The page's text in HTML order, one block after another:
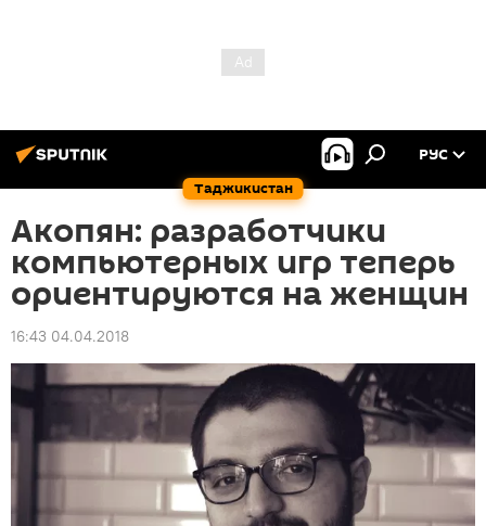
Таджикистан
РУС
Акопян: разработчики
компьютерных игр теперь
ориентируются на женщин
16:43 04.04.2018